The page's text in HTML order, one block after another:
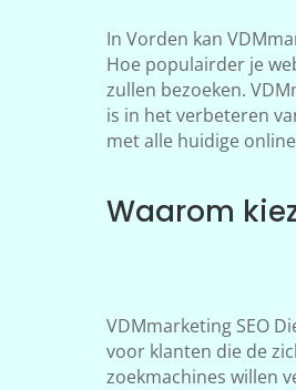
In Vorden kan
Hoe populairder je
zullen bezoeken.
is in het verbeteren
met alle huidige
Waarom
VDMmarketing SEO
voor klanten die de
zoekmachines willen